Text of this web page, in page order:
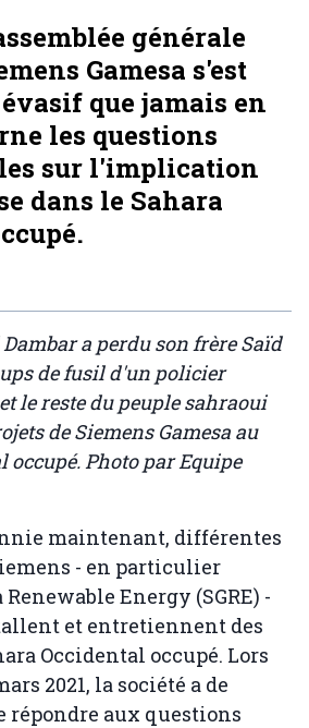
générale
Gamesa s'est
que jamais en
les questions
sur l'implication
dans le Sahara
a perdu son frère Saïd
de fusil d'un policier
le reste du peuple sahraoui
de Siemens Gamesa au
occupé. Photo par Equipe
maintenant, différentes
- en particulier
Energy (SGRE) -
et entretiennent des
Occidental occupé. Lors
2021, la société a de
répondre aux questions